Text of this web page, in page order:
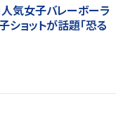
人気女子バレーボーラ
ョットが話題「恐る